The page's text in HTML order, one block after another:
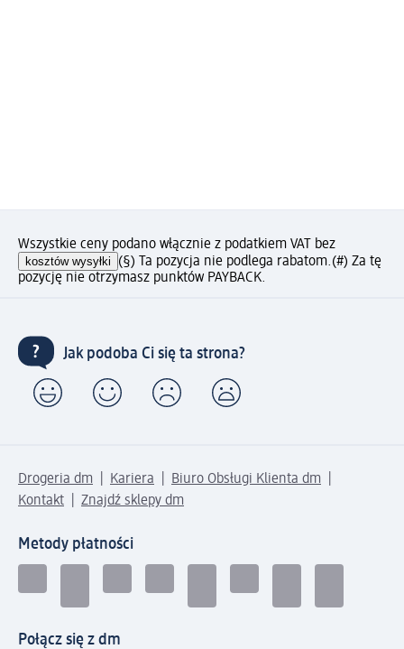
Wszystkie ceny podano włącznie z podatkiem VAT bez
kosztów wysyłki (§) Ta pozycja nie podlega rabatom.(#) Za tę
pozycję nie otrzymasz punktów PAYBACK.
Jak podoba Ci się ta strona?
Drogeria dm Kariera
Biuro Obsługi Klienta dm
Kontakt
Znajdź sklepy dm
Metody płatności
Połącz się z dm